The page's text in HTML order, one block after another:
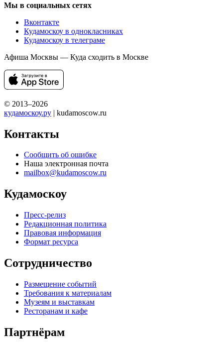
Мы в социальных сетях
Вконтакте
Кудамоскоу в однокласниках
Кудамоскоу в телеграме
Афиша Москвы — Куда сходить в Москве
© 2013–2026
кудамоскоу.ру | kudamoscow.ru
Контакты
Сообщить об ошибке
Наша электронная почта
mailbox@kudamoscow.ru
Кудамоскоу
Пресс-релиз
Редакционная политика
Правовая информация
Формат ресурса
Сотрудничество
Размещение событий
Требования к материалам
Музеям и выставкам
Ресторанам и кафе
Партнёрам